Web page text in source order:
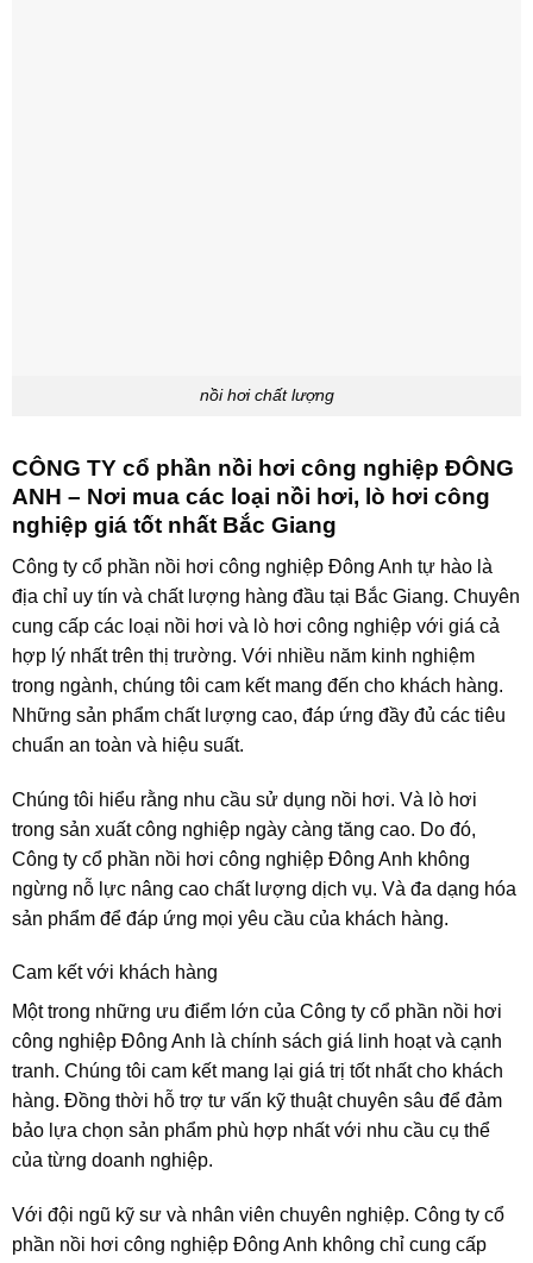
nồi hơi chất lượng
CÔNG TY cổ phần nồi hơi công nghiệp ĐÔNG
ANH – Nơi mua các loại nồi hơi, lò hơi công
nghiệp giá tốt nhất Bắc Giang
Công ty cổ phần nồi hơi công nghiệp Đông Anh tự hào là
địa chỉ uy tín và chất lượng hàng đầu tại Bắc Giang. Chuyên
cung cấp các loại nồi hơi và lò hơi công nghiệp với giá cả
hợp lý nhất trên thị trường. Với nhiều năm kinh nghiệm
trong ngành, chúng tôi cam kết mang đến cho khách hàng.
Những sản phẩm chất lượng cao, đáp ứng đầy đủ các tiêu
chuẩn an toàn và hiệu suất.
Chúng tôi hiểu rằng nhu cầu sử dụng nồi hơi. Và lò hơi
trong sản xuất công nghiệp ngày càng tăng cao. Do đó,
Công ty cổ phần nồi hơi công nghiệp Đông Anh không
ngừng nỗ lực nâng cao chất lượng dịch vụ. Và đa dạng hóa
sản phẩm để đáp ứng mọi yêu cầu của khách hàng.
Cam kết với khách hàng
Một trong những ưu điểm lớn của Công ty cổ phần nồi hơi
công nghiệp Đông Anh là chính sách giá linh hoạt và cạnh
tranh. Chúng tôi cam kết mang lại giá trị tốt nhất cho khách
hàng. Đồng thời hỗ trợ tư vấn kỹ thuật chuyên sâu để đảm
bảo lựa chọn sản phẩm phù hợp nhất với nhu cầu cụ thể
của từng doanh nghiệp.
Với đội ngũ kỹ sư và nhân viên chuyên nghiệp. Công ty cổ
phần nồi hơi công nghiệp Đông Anh không chỉ cung cấp